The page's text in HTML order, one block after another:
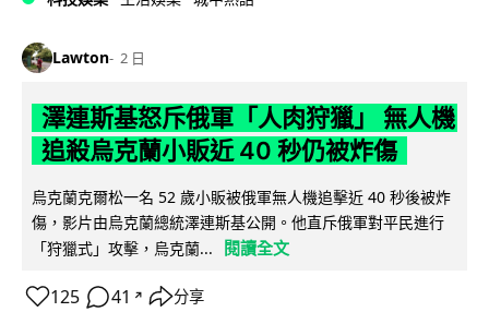
Lawton 2 日
澤連斯基怒斥俄軍「人肉狩獵」 無人機
追殺烏克蘭小販近 40 秒仍被炸傷
烏克蘭克爾松一名 52 歲小販被俄軍無人機追擊近 40 秒後被炸
傷，影片由烏克蘭總統澤連斯基公開。他直斥俄軍對平民進行
「狩獵式」攻擊，烏克蘭...
閱讀全文
125 41 ↗ 分享